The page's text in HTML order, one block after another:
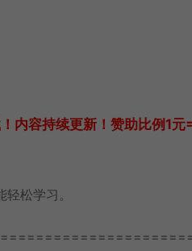
内容持续更新！赞助比例1
松学习。